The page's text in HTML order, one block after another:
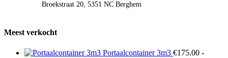
Broekstraat 20, 5351 NC Berghem
Meest verkocht
Portaalcontainer 3m3 €175.00 -